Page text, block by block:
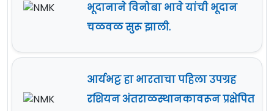
भूदानाने विनोबा भावे यांची भूदान
चळवळ सुरू झाली.
आर्यभट्ट हा भारताचा पहिला उपग्रह
रशियन अंतराळस्थानकावरून प्रक्षेपित